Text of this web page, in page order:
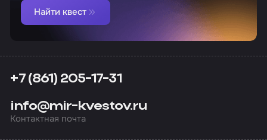
Найти квест
+7 (861) 205-17-31
info@mir-kvestov.ru
Контактная почта